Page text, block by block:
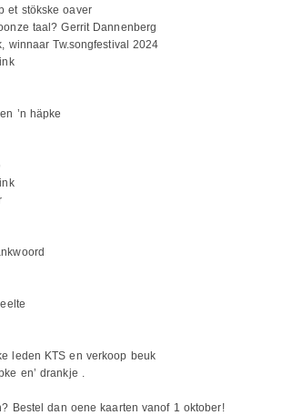
et stökske oaver
taal? Gerrit Dannenberg
winnaar Tw.songfestival 2024
’n häpke
leden KTS en verkoop beuk
en’ drankje .
Bestel dan oene kaarten vanof 1 oktober!